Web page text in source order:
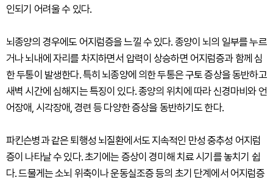
인되기 어려울 수 있다.
뇌종양의 경우에도 어지럼증을 느낄 수 있다. 종양이 뇌의 일부를 누르
거나 뇌내에 자리를 차지하면서 압력이 상승하면 어지럼증과 함께 심
한 두통이 발생한다. 특히 뇌종양에 의한 두통은 구토 증상을 동반하고
새벽 시간에 심해지는 특징이 있다. 종양의 위치에 따라 신경마비와 언
어장애, 시각장애, 경련 등 다양한 증상을 동반하기도 한다.
파킨슨병과 같은 퇴행성 뇌질환에서도 지속적인 만성 중추성 어지럼
증이 나타날 수 있다. 초기에는 증상이 경미해 치료 시기를 놓치기 쉽
다. 드물게는 소뇌 위축이나 운동실조증 등의 초기 단계에서 어지럼증